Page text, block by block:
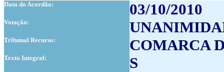
Data do Acordão: 03/10/2010
Votação:
Tribunal Recurso: COMARCA
Texto Integral: S